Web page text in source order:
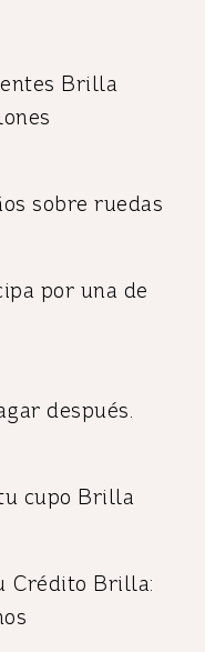
Brilla
sobre ruedas
por una de
después.
cupo Brilla
Crédito Brilla: